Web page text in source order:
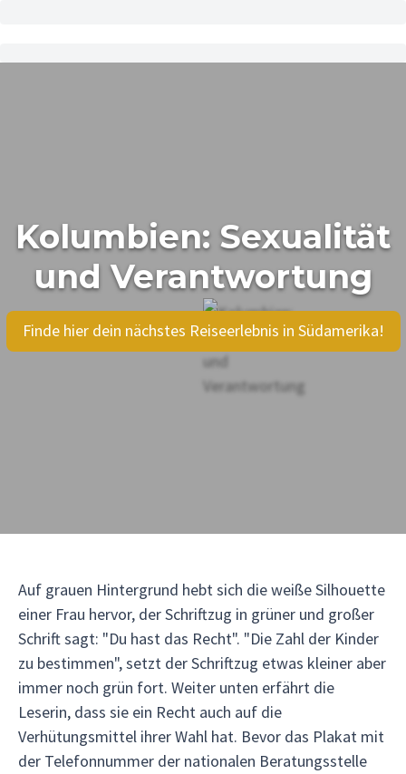
Kolumbien: Sexualität
und Verantwortung
Finde hier dein nächstes Reiseerlebnis in Südamerika!
Auf grauen Hintergrund hebt sich die weiße Silhouette
einer Frau hervor, der Schriftzug in grüner und großer
Schrift sagt: "Du hast das Recht". "Die Zahl der Kinder
zu bestimmen", setzt der Schriftzug etwas kleiner aber
immer noch grün fort. Weiter unten erfährt die
Leserin, dass sie ein Recht auch auf die
Verhütungsmittel ihrer Wahl hat. Bevor das Plakat mit
der Telefonnummer der nationalen Beratungsstelle